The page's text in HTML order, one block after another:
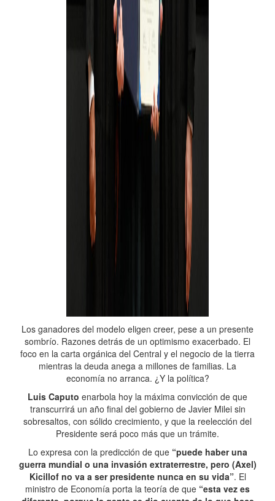
Los ganadores del modelo eligen creer, pese a un presente
sombrío. Razones detrás de un optimismo exacerbado. El
foco en la carta orgánica del Central y el negocio de la tierra
mientras la deuda anega a millones de familias. La
economía no arranca. ¿Y la política?
Luis Caputo enarbola hoy la máxima convicción de que
transcurrirá un año final del gobierno de Javier Milei sin
sobresaltos, con sólido crecimiento, y que la reelección del
Presidente será poco más que un trámite.
Lo expresa con la predicción de que “puede haber una
guerra mundial o una invasión extraterrestre, pero (Axel)
Kicillof no va a ser presidente nunca en su vida”. El
ministro de Economía porta la teoría de que “esta vez es